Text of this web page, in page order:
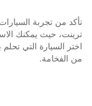
ترينت، حيث يمكنك
اختر السيارة التي
من الفخامة.